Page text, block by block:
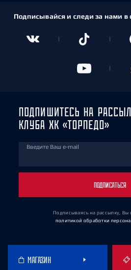
Подписывайся и следи за нами в
ПОДПИШИТЕСЬ НА
КЛУБА ХК «ТОРПЕДО»
Введите Ваш e-mail
ПОДПИСАТЬСЯ
Подписываясь на рассылку, Вы
политикой обработки
МАГАЗИН